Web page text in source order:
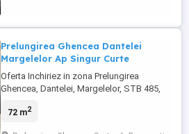
Prelungirea Ghencea Dantelei
Margelelor Ap Singur Curte
Oferta Inchiriez in zona Prelungirea
Ghencea, Dantelei, Margelelor, STB 485,
mobilat si utilat complet, ce se afla la
72 m2